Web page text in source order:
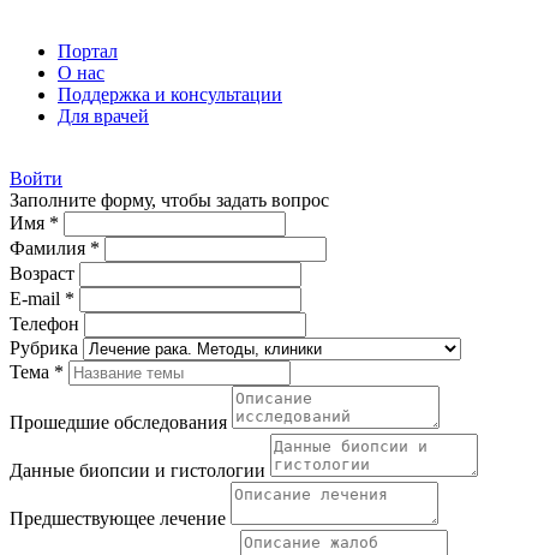
Портал
О нас
Поддержка и консультации
Для врачей
Войти
Заполните форму, чтобы задать вопрос
Имя *
Фамилия *
Возраст
E-mail *
Телефон
Рубрика
Тема *
Прошедшие обследования
Данные биопсии и гистологии
Предшествующее лечение